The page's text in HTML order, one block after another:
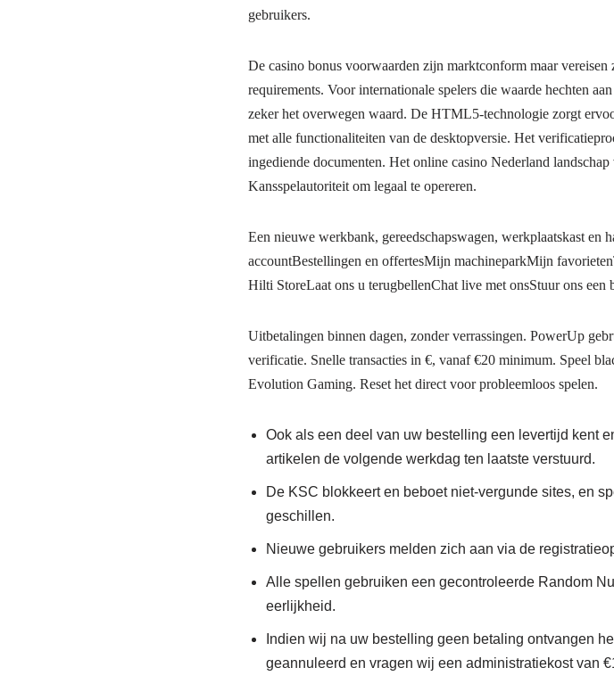
gebruikers.
De casino bonus voorwaarden zijn marktconform maar
requirements. Voor internationale spelers die waarde hechten
zeker het overwegen waard. De HTML5-technologie zorgt
met alle functionaliteiten van de desktopversie. Het
ingediende documenten. Het online casino Nederland
Kansspelautoriteit om legaal te opereren.
Een nieuwe werkbank, gereedschapswagen, werkplaatskast en
accountBestellingen en offertesMijn machineparkMijn
Hilti StoreLaat ons u terugbellenChat live met onsStuur ons een
Uitbetalingen binnen dagen, zonder verrassingen. PowerUp
verificatie. Snelle transacties in €, vanaf €20 minimum. Speel
Evolution Gaming. Reset het direct voor probleemloos spelen.
Ook als een deel van uw bestelling een levertijd kent
artikelen de volgende werkdag ten laatste verstuurd.
De KSC blokkeert en beboet niet-vergunde sites, en
geschillen.
Nieuwe gebruikers melden zich aan via de
Alle spellen gebruiken een gecontroleerde Random
eerlijkheid.
Indien wij na uw bestelling geen betaling ontvangen
geannuleerd en vragen wij een administratiekost van